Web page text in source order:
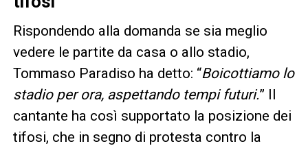
Rispondendo alla domanda se sia meglio
vedere le partite da casa o allo stadio,
Tommaso Paradiso ha detto: “Boicottiamo lo
stadio per ora, aspettando tempi futuri.” Il
cantante ha così supportato la posizione dei
tifosi, che in segno di protesta contro la